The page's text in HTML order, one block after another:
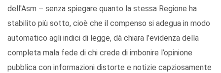
dell'Asm – senza spiegare quanto la stessa Regione ha
stabilito più sotto, cioè che il compenso si adegua in modo
automatico agli indici di legge, dà chiara l’evidenza della
completa mala fede di chi crede di imbonire l’opinione
pubblica con informazioni distorte e notizie capziosamente